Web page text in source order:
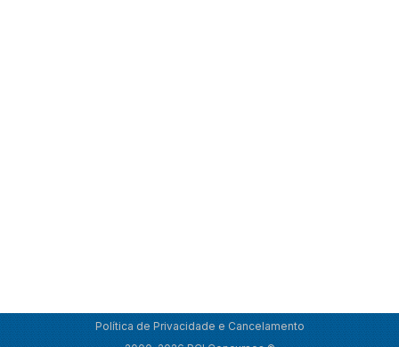
Política de Privacidade e Cancelamento